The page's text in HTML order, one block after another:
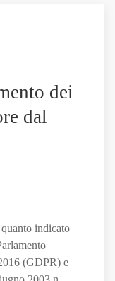
non
solo
dei
dal
indicato
(GDPR) e